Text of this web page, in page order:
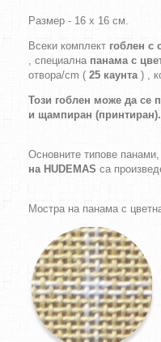
Размер - 16 х 16 см.
Всеки комплект гоблен с
, специална панама с
отвора/cm ( 25 каунта) ,
Този гоблен може да се
и щампиран (принтиран).
Основните типове
на HUDEMAS са
Мостра на панама с